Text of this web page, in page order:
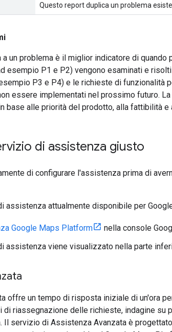
Questo report duplica un problema
a un problema è il miglior indicatore di
esempio P1 e P2) vengono esaminati e
P3 e P4) e le richieste di funzionalità
essere implementati nel prossimo futuro.
base alle priorità del prodotto, alla fattibilità
di assistenza giusto
di configurare l'assistenza prima di
assistenza attualmente disponibile per
Google Maps Platform
nella console
assistenza viene visualizzato nella parte
offre un tempo di risposta iniziale di un'ora
di riassegnazione delle richieste, indagine
Il servizio di Assistenza Avanzata è